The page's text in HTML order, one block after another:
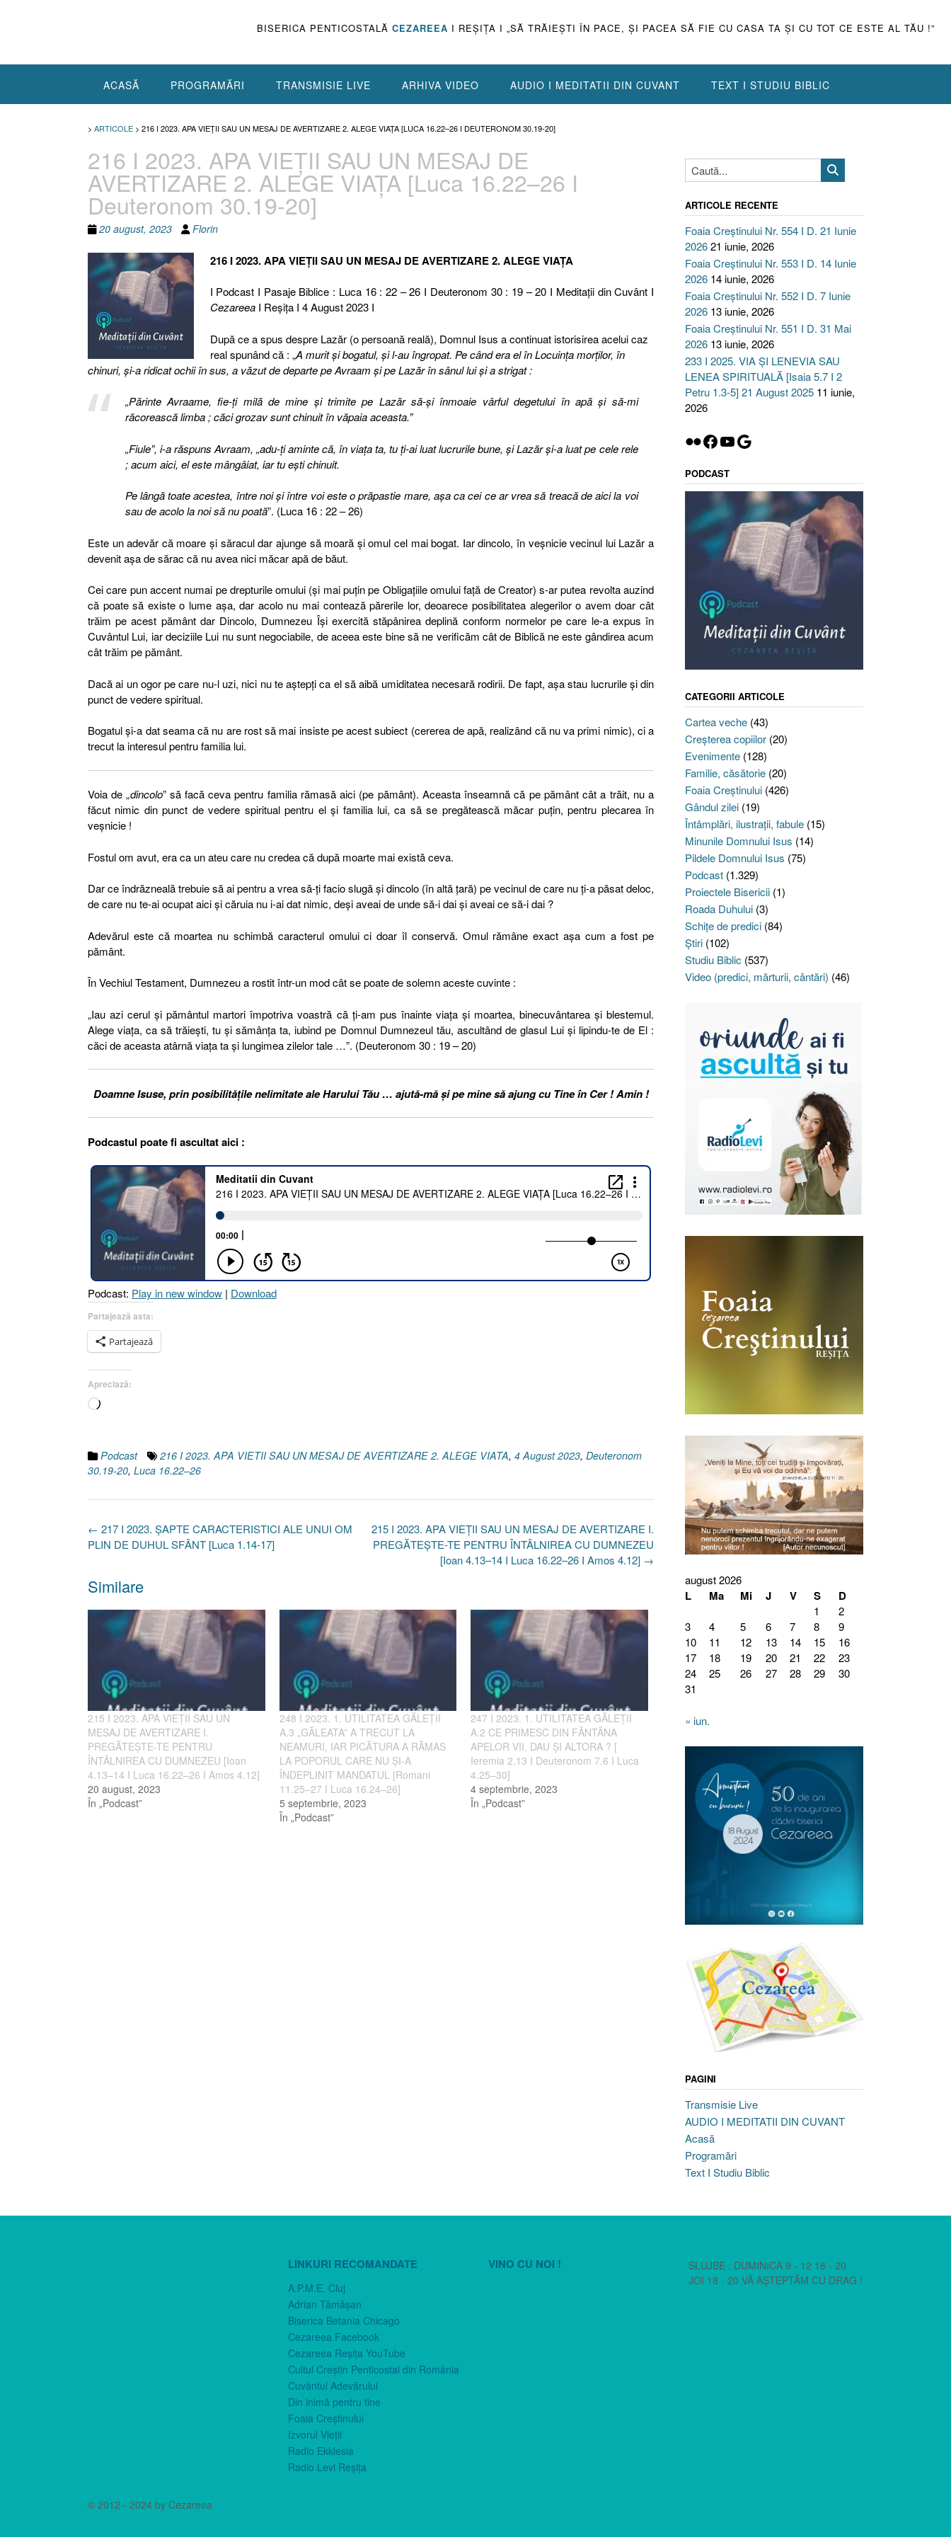
BISERICA PENTICOSTALĂ CEZAREEA I REŞIŢA I „SĂ TRĂIEŞTI ÎN PACE, ŞI PACEA SĂ FIE CU CASA TA ŞI CU TOT CE ESTE AL TĂU !”
ACASĂ PROGRAMĂRI TRANSMISIE LIVE ARHIVA VIDEO AUDIO I MEDITATII DIN CUVANT TEXT I STUDIU BIBLIC
> ARTICOLE > 216 I 2023. APA VIEȚII SAU UN MESAJ DE AVERTIZARE 2. ALEGE VIAȚA [LUCA 16.22–26 I DEUTERONOM 30.19-20]
216 I 2023. APA VIEȚII SAU UN MESAJ DE
AVERTIZARE 2. ALEGE VIAȚA [Luca 16.22–26 I
Deuteronom 30.19-20]
20 august, 2023 Florin
216 I 2023. APA VIEȚII SAU UN MESAJ DE AVERTIZARE 2. ALEGE VIAȚA
I Podcast I Pasaje Biblice : Luca 16 : 22 – 26 I Deuteronom 30 : 19 – 20 I Meditaţii din Cuvânt I
CezareeaI Reşiţa I 4 August 2023 I
După ce a spus despre Lazăr (o persoană reală), Domnul Isus a continuat istorisirea acelui caz
real spunând că : „A murit şi bogatul, şi l-au îngropat. Pe când era el în Locuinţa morţilor, în
chinuri, şi-a ridicat ochii în sus, a văzut de departe pe Avraam şi pe Lazăr în sânul lui şi a strigat :
„Părinte Avraame, fie-ţi milă de mine şi trimite pe Lazăr să-şi înmoaie vârful degetului în apă şi să-mi
răcorească limba ; căci grozav sunt chinuit în văpaia aceasta.”
„Fiule”, i-a răspuns Avraam, „adu-ţi aminte că, în viaţa ta, tu ţi-ai luat lucrurile bune, şi Lazăr şi-a luat pe cele rele
; acum aici, el este mângâiat, iar tu eşti chinuit.
Pe lângă toate acestea, între noi şi între voi este o prăpastie mare, aşa ca cei ce ar vrea să treacă de aici la voi
sau de acolo la noi să nu poată”. (Luca 16 : 22 – 26)
Este un adevăr că moare și săracul dar ajunge să moară şi omul cel mai bogat. Iar dincolo, în veșnicie vecinul lui Lazăr a
devenit aşa de sărac că nu avea nici măcar apă de băut.
Cei care pun accent numai pe drepturile omului (și mai puțin pe Obligațiile omului față de Creator) s-ar putea revolta auzind
că poate să existe o lume aşa, dar acolo nu mai contează părerile lor, deoarece posibilitatea alegerilor o avem doar cât
trăim pe acest pământ dar Dincolo, Dumnezeu Își exercită stăpânirea deplină conform normelor pe care le-a expus în
Cuvântul Lui, iar deciziile Lui nu sunt negociabile, de aceea este bine să ne verificăm cât de Biblică ne este gândirea acum
cât trăim pe pământ.
Dacă ai un ogor pe care nu-l uzi, nici nu te aştepţi ca el să aibă umiditatea necesară rodirii. De fapt, aşa stau lucrurile și din
punct de vedere spiritual.
Bogatul şi-a dat seama că nu are rost să mai insiste pe acest subiect (cererea de apă, realizând că nu va primi nimic), ci a
trecut la interesul pentru familia lui.
Voia de „dincolo” să facă ceva pentru familia rămasă aici (pe pământ). Aceasta înseamnă că pe pământ cât a trăit, nu a
făcut nimic din punct de vedere spiritual pentru el şi familia lui, ca să se pregătească măcar puţin, pentru plecarea în
veşnicie !
Fostul om avut, era ca un ateu care nu credea că după moarte mai există ceva.
Dar ce îndrăzneală trebuie să ai pentru a vrea să-ți facio slugă şi dincolo (în altă țară) pe vecinul de care nu ţi-a păsat deloc,
de care nu te-ai ocupat aici şi căruia nu i-ai dat nimic, deşi aveai de unde să-i dai şi aveai ce să-i dai ?
Adevărul este că moartea nu schimbă caracterul omului ci doar îl conservă. Omul rămâne exact aşa cum a fost pe
pământ.
În Vechiul Testament, Dumnezeu a rostit într-un mod cât se poate de solemn aceste cuvinte :
„Iau azi cerul şi pământul martori împotriva voastră că ţi-am pus înainte viaţa şi moartea, binecuvântarea şi blestemul.
Alege viaţa, ca să trăieşti, tu şi sămânţa ta, iubind pe Domnul Dumnezeul tău, ascultând de glasul Lui şi lipindu-te de El :
căci de aceasta atârnă viaţa ta şi lungimea zilelor tale …”. (Deuteronom 30 : 19 – 20)
Doamne Isuse, prin posibilitățile nelimitate ale Harului Tău … ajută-mă și pe mine să ajung cu Tine în Cer ! Amin !
Podcastul poate fi ascultat aici :
Podcast: Play in new window | Download
Partajează asta:
Partajează
Apreciază:
Încarc...
Podcast 216 I 2023. APA VIETII SAU UN MESAJ DE AVERTIZARE 2. ALEGE VIATA, 4 August 2023, Deuteronom
30.19-20, Luca 16.22–26
Post
navigation
215 I 2023. APA VIEȚII SAU UN MESAJ DE AVERTIZARE I.
PREGĂTEȘTE-TE PENTRU ÎNTÂLNIREA CU DUMNEZEU
[Ioan 4.13–14 I Luca 16.22–26 I Amos 4.12] →
← 217 I 2023. ȘAPTE CARACTERISTICI ALE UNUI OM
PLIN DE DUHUL SFÂNT [Luca 1.14-17]
Similare
215 I 2023. APA VIEȚII SAU UN
MESAJ DE AVERTIZARE I.
PREGĂTEȘTE-TE PENTRU
ÎNTÂLNIREA CU DUMNEZEU [Ioan
4.13–14 I Luca 16.22–26 I Amos 4.12]
20 august, 2023
În „Podcast”
248 I 2023. 1. UTILITATEA GĂLEȚII
A.3 „GĂLEATA” A TRECUT LA
NEAMURI, IAR PICĂTURA A RĂMAS
LA POPORUL CARE NU ȘI-A
ÎNDEPLINIT MANDATUL [Romani
11.25–27 I Luca 16.24–26]
5 septembrie, 2023
În „Podcast”
247 I 2023. 1. UTILITATEA GĂLEȚII
A.2 CE PRIMESC DIN FÂNTÂNA
APELOR VII, DAU ȘI ALTORA ? [
Ieremia 2.13 I Deuteronom 7.6 I Luca
4.25–30]
4 septembrie, 2023
În „Podcast”
ARTICOLE RECENTE
Foaia Creștinului Nr. 554 I D. 21 Iunie
202621 iunie, 2026
Foaia Creștinului Nr. 553 I D. 14 Iunie
2026 14 iunie, 2026
Foaia Creștinului Nr. 552 I D. 7 Iunie
2026 13 iunie, 2026
Foaia Creștinului Nr. 551 I D. 31 Mai
2026 13 iunie, 2026
233 I 2025. VIA ȘI LENEVIA SAU
LENEA SPIRITUALĂ [Isaia 5.7 I 2
Petru 1.3-5] 21 August 2025 11 iunie,
2026
Flickr
Facebook
YouTube
Google
PODCAST
CATEGORII ARTICOLE
Cartea veche(43)
Creşterea copiilor(20)
Evenimente(128)
Familie, căsătorie(20)
Foaia Creştinului(426)
Gândul zilei(19)
Întâmplări, ilustraţii, fabule(15)
Minunile Domnului Isus (14)
Pildele Domnului Isus (75)
Podcast(1.329)
Proiectele Bisericii(1)
Roada Duhului(3)
Schiţe de predici(84)
Ştiri(102)
Studiu Biblic (537)
Video (predici, mărturii, cântări) (46)
august 2026
L Ma Mi J V S D
1
2
3
4 5 6 7 8
9
10
11 12 13 14 15
16
17
18 19 20 21 22
23
24
25 26 27 28 29
30
31
« iun.
PAGINI
Transmisie Live
AUDIO I MEDITATII DIN CUVANT
Acasă
Programări
Text I Studiu Biblic
LINKURI RECOMANDATE
A.P.M.E. Cluj
Adrian Tămăşan
Biserica Betania Chicago
Cezareea Facebook
Cezareea Reşiţa YouTube
Cultul Creştin Penticostal din România
Cuvântul Adevărului
Din inimă pentru tine
Foaia Creştinului
Izvorul Vieţii
Radio Ekklesia
Radio Levi Reşiţa
VINO CU NOI !
SLUJBE : DUMINICA 9 - 12 18 - 20
JOI 18 - 20 VĂ AȘTEPTĂM CU DRAG !
© 2012 - 2024 by Cezareea